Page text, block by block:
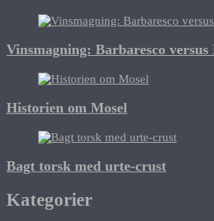
Vinsmagning: Barbaresco versus
Historien om Mosel
Bagt torsk med urte-crust
Kategorier